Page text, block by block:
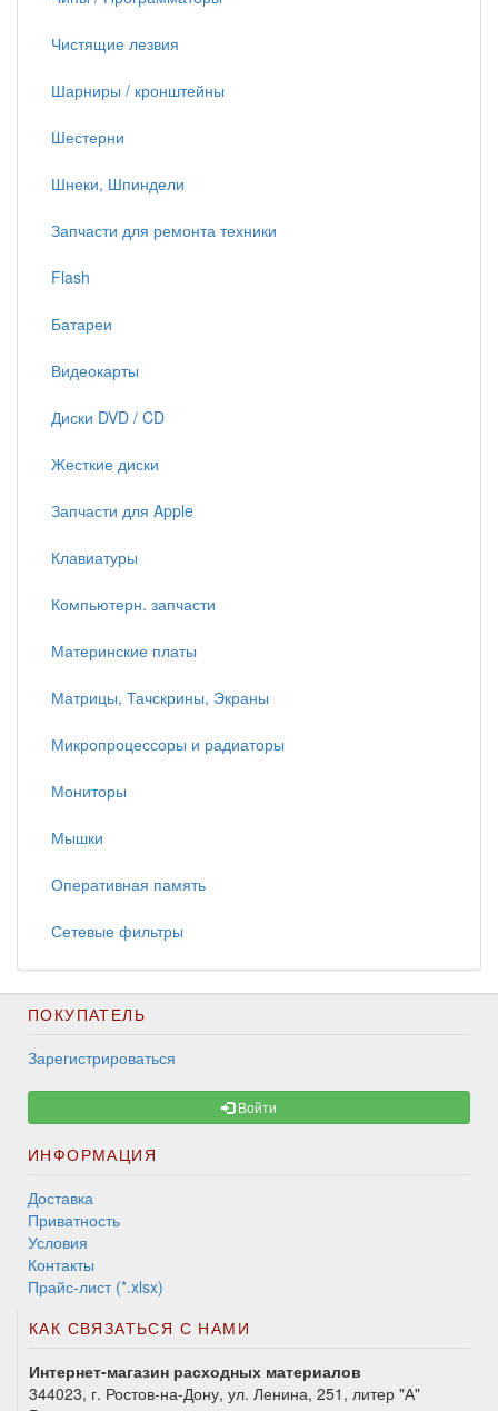
Чистящие лезвия
Шарниры / кронштейны
Шестерни
Шнеки, Шпиндели
Запчасти для ремонта техники
Flash
Батареи
Видеокарты
Диски DVD / CD
Жесткие диски
Запчасти для Apple
Клавиатуры
Компьютерн. запчасти
Материнские платы
Матрицы, Тачскрины, Экраны
Микропроцессоры и радиаторы
Мониторы
Мышки
Оперативная память
Сетевые фильтры
ПОКУПАТЕЛЬ
Зарегистрироваться
Войти
ИНФОРМАЦИЯ
Доставка
Приватность
Условия
Контакты
Прайс-лист (*.xlsx)
КАК СВЯЗАТЬСЯ С НАМИ
Интернет-магазин расходных материалов
344023, г. Ростов-на-Дону, ул. Ленина, 251, литер "А"